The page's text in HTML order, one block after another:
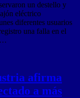
un destello y
eléctrico
diferentes usuarios
una falla en el
…
afirma
a más